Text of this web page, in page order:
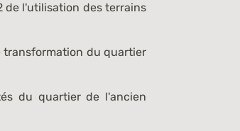
de l'utilisation des terrains
transformation du quartier
du quartier de l'ancien